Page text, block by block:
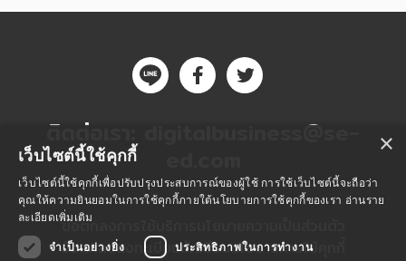
ติดต่อเรา: digitalbusiness@se-
ข้อตกลงการใช้บริการ
ข้อตกลงลงทะเบียนนักเขียนนโยบายการใช้คุกกี้
×
เว็บไซต์นี้ใช้คุกกี้
เว็บไซต์นี้ใช้คุกกี้เพื่อปรับปรุงประสบการณ์ของผู้ใช้ การใช้เว็บไซต์นี้จะถือว่า
คุณให้ความยินยอมในการใช้คุกกี้ภายใต้นโยบายการใช้คุกกี้ของเรา อ่านราย
ละเอียดเพิ่มเติม
จำเป็นอย่างยิ่ง
ประสิทธิภาพในการทำงาน